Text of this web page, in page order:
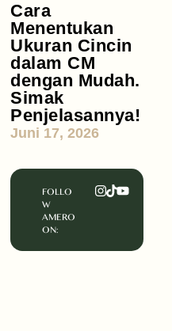
Cara
Menentukan
Ukuran Cincin
dalam CM
dengan Mudah.
Simak
Penjelasannya!
Juni 17, 2026
FOLLO
W
AMERO
ON: